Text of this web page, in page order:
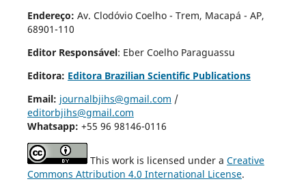
Endereço: Av. Clodóvio Coelho - Trem, Macapá - AP,
68901-110
Editor Responsável: Eber Coelho Paraguassu
Editora: Editora Brazilian Scientific Publications
Email: journalbjihs@gmail.com /
editorbjihs@gmail.com
Whatsapp: +55 96 98146-0116
This work is licensed under a Creative
Commons Attribution 4.0 International License.